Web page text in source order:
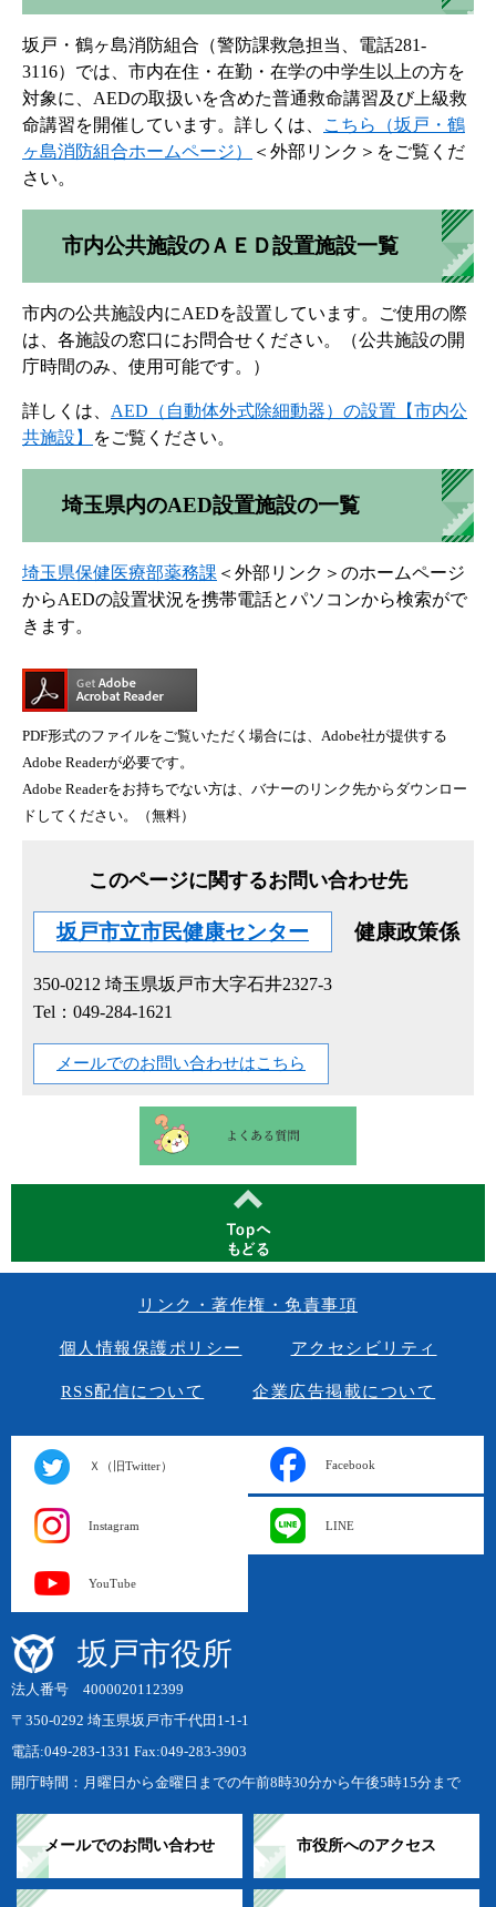
坂戸・鶴ヶ島消防組合（警防課救急担当、電話281-
3116）では、市内在住・在勤・在学の中学生以上の方を
対象に、AEDの取扱いを含めた普通救命講習及び上級救
命講習を開催しています。詳しくは、
こちら（坂戸・鶴
ヶ島消防組合ホームページ）
＜外部リンク＞ をご覧くだ
さい。
市内公共施設のＡＥＤ設置施設一覧
市内の公共施設内にAEDを設置しています。ご使用の際
は、各施設の窓口にお問合せください。（公共施設の開
庁時間のみ、使用可能です。）
詳しくは、 AED（自動体外式除細動器）の設置【市内公
共施設】
をご覧ください。
埼玉県内のAED設置施設の一覧
埼玉県保健医療部薬務課 ＜外部リンク＞ のホームページ
からAEDの設置状況を携帯電話とパソコンから検索がで
きます。
PDF形式のファイルをご覧いただく場合には、Adobe社が提供する
Adobe Readerが必要です。
Adobe Readerをお持ちでない方は、バナーのリンク先からダウンロー
ドしてください。（無料）
このページに関するお問い合わせ先
坂戸市立市民健康センター 健康政策係
350-0212 埼玉県坂戸市大字石井2327-3
Tel：049-284-1621
メールでのお問い合わせはこちら
リンク・著作権・免責事項
個人情報保護ポリシー アクセシビリティ
RSS配信について 企業広告掲載について
Ｘ（旧Twitter） Facebook
Instagram LINE
YouTube
坂戸市役所
法人番号 4000020112399
〒350-0292 埼玉県坂戸市千代田1-1-1
電話:049-283-1331 Fax:049-283-3903
開庁時間：月曜日から金曜日までの午前8時30分から午後5時15分まで
メールでのお問い合わせ 市役所へのアクセス